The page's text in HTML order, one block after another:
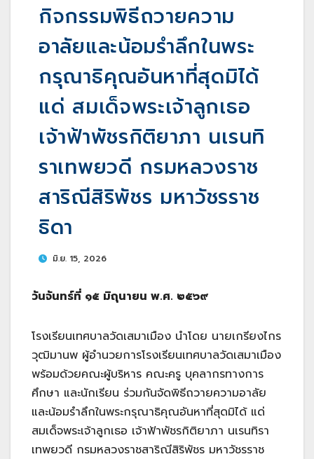
กิจกรรมพิธีถวายความ
อาลัยและน้อมรำลึกในพระ
กรุณาธิคุณอันหาที่สุดมิได้
แด่ สมเด็จพระเจ้าลูกเธอ
เจ้าฟ้าพัชรกิติยาภา นเรนทิ
ราเทพยวดี กรมหลวงราช
สาริณีสิริพัชร มหาวัชรราช
ธิดา
มิ.ย. 15, 2026
วันจันทร์ที่ ๑๕ มิถุนายน พ.ศ. ๒๕๖๙
โรงเรียนเทศบาลวัดเสมาเมือง นำโดย นายเกรียงไกร
วุฒิมานพ ผู้อำนวยการโรงเรียนเทศบาลวัดเสมาเมือง
พร้อมด้วยคณะผู้บริหาร คณะครู บุคลากรทางการ
ศึกษา และนักเรียน ร่วมกันจัดพิธีถวายความอาลัย
และน้อมรำลึกในพระกรุณาธิคุณอันหาที่สุดมิได้ แด่
สมเด็จพระเจ้าลูกเธอ เจ้าฟ้าพัชรกิติยาภา นเรนทิรา
เทพยวดี กรมหลวงราชสาริณีสิริพัชร มหาวัชรราช